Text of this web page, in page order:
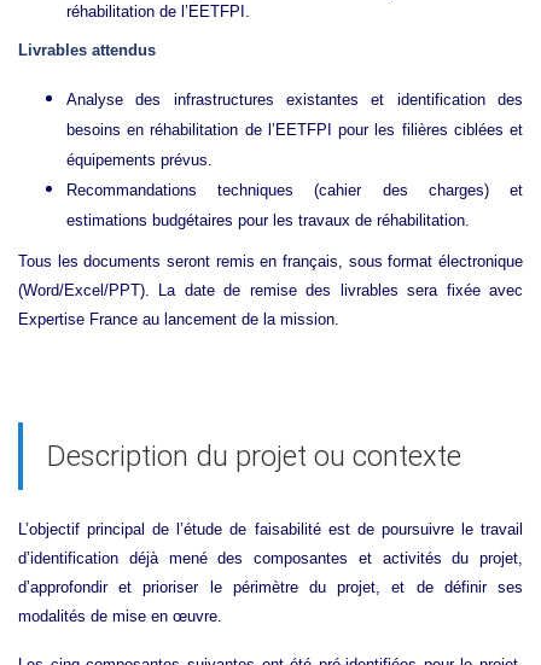
réhabilitation de l’EETFPI.
Livrables attendus
Analyse des infrastructures existantes et identification des
besoins en réhabilitation de l’EETFPI pour les filières ciblées et
équipements prévus.
Recommandations techniques (cahier des charges) et
estimations budgétaires pour les travaux de réhabilitation.
Tous les documents seront remis en français, sous format électronique
(Word/Excel/PPT). La date de remise des livrables sera fixée avec
Expertise France au lancement de la mission.
Description du projet ou contexte
L’objectif principal de l’étude de faisabilité est de poursuivre le travail
d’identification déjà mené des composantes et activités du projet,
d’approfondir et prioriser le périmètre du projet, et de définir ses
modalités de mise en œuvre.